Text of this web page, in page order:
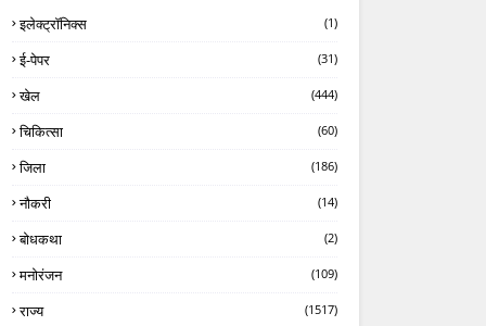
इलेक्ट्रॉनिक्स (1)
ई-पेपर (31)
खेल (444)
चिकित्सा (60)
जिला (186)
नौकरी (14)
बोधकथा (2)
मनोरंजन (109)
राज्य (1517)